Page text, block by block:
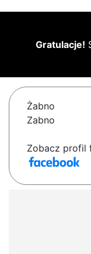
Gratulacje!
Żabno
Zabno
Zobacz profil